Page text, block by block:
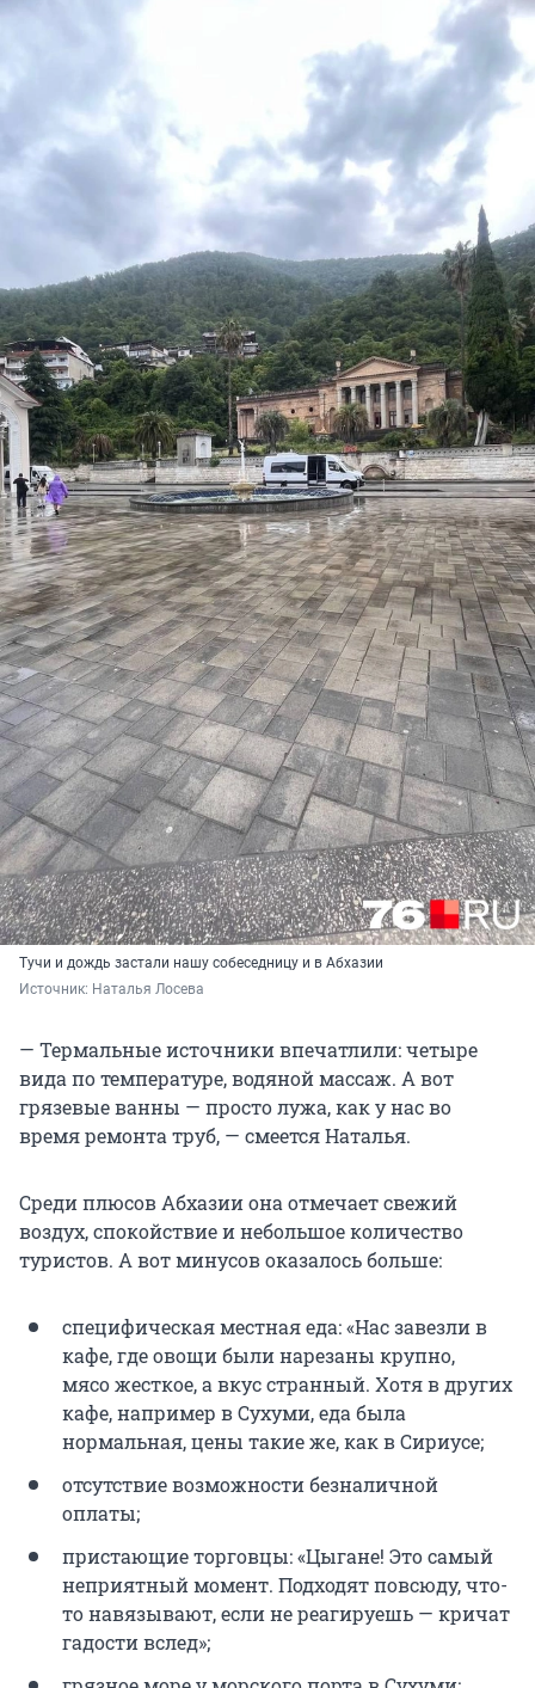
Тучи и дождь застали нашу собеседницу и в Абхазии
Источник: Наталья Лосева
— Термальные источники впечатлили: четыре
вида по температуре, водяной массаж. А вот
грязевые ванны — просто лужа, как у нас во
время ремонта труб, — смеется Наталья.
Среди плюсов Абхазии она отмечает свежий
воздух, спокойствие и небольшое количество
туристов. А вот минусов оказалось больше:
специфическая местная еда: «Нас завезли в
кафе, где овощи были нарезаны крупно,
мясо жесткое, а вкус странный. Хотя в других
кафе, например в Сухуми, еда была
нормальная, цены такие же, как в Сириусе;
отсутствие возможности безналичной
оплаты;
пристающие торговцы: «Цыгане! Это самый
неприятный момент. Подходят повсюду, что-
то навязывают, если не реагируешь — кричат
гадости вслед»;